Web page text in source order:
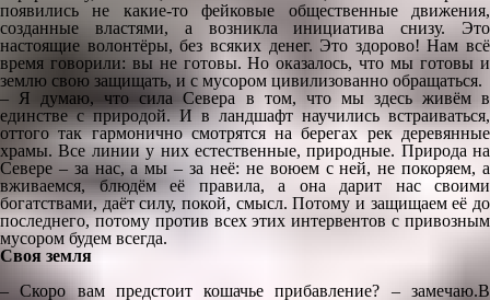
появились не какие-то фейковые общественные движения,
созданные властями, а возникла инициатива снизу. Это
настоящие волонтёры, без всяких денег. Это здорово! Нам всё
время говорили: вы не готовы. Но оказалось, что мы готовы и
землю свою защищать, и с мусором цивилизованно обращаться.
– Я думаю, что сила Севера в том, что мы здесь живём в
единстве с природой. И в ландшафт научились встраиваться,
оттого так гармонично смотрятся на берегах рек деревянные
храмы. Все линии у них естественные, природные. Природа на
Севере – за нас, а мы – за неё: не воюем с ней, не покоряем, а
вживаемся, блюдём её правила, а она дарит нас своими
богатствами, даёт силу, покой, смысл. Потому и защищаем её до
последнего, потому против всех этих интервентов с привозным
мусором будем всегда.
Своя земля
– Скоро вам предстоит кошачье прибавление? – замечаю.В